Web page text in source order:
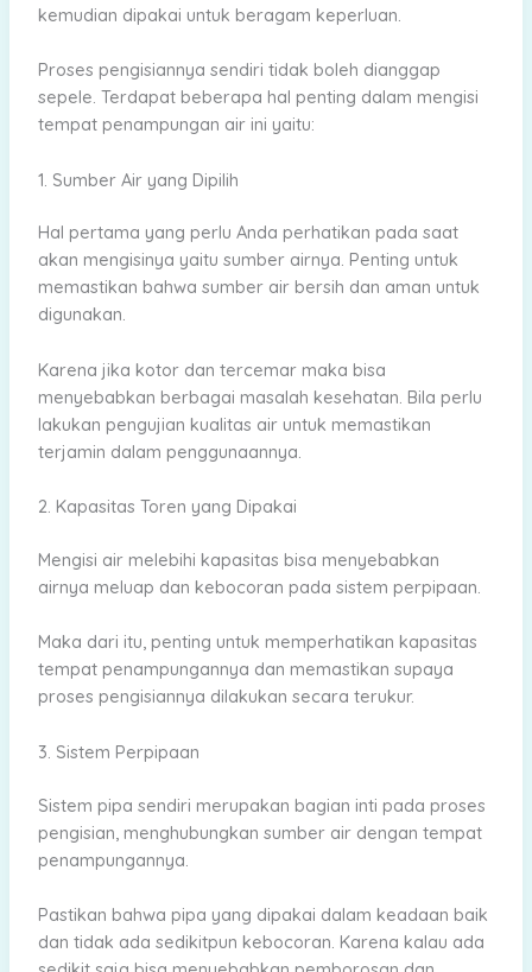
kemudian dipakai untuk beragam keperluan.
Proses pengisiannya sendiri tidak boleh dianggap
sepele. Terdapat beberapa hal penting dalam mengisi
tempat penampungan air ini yaitu:
1. Sumber Air yang Dipilih
Hal pertama yang perlu Anda perhatikan pada saat
akan mengisinya yaitu sumber airnya. Penting untuk
memastikan bahwa sumber air bersih dan aman untuk
digunakan.
Karena jika kotor dan tercemar maka bisa
menyebabkan berbagai masalah kesehatan. Bila perlu
lakukan pengujian kualitas air untuk memastikan
terjamin dalam penggunaannya.
2. Kapasitas Toren yang Dipakai
Mengisi air melebihi kapasitas bisa menyebabkan
airnya meluap dan kebocoran pada sistem perpipaan.
Maka dari itu, penting untuk memperhatikan kapasitas
tempat penampungannya dan memastikan supaya
proses pengisiannya dilakukan secara terukur.
3. Sistem Perpipaan
Sistem pipa sendiri merupakan bagian inti pada proses
pengisian, menghubungkan sumber air dengan tempat
penampungannya.
Pastikan bahwa pipa yang dipakai dalam keadaan baik
dan tidak ada sedikitpun kebocoran. Karena kalau ada